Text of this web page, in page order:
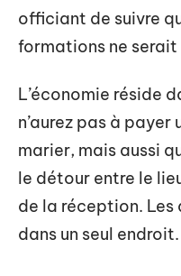
officiant de suivre
formations ne serait
L’économie réside
n’aurez pas à
marier, mais aussi
le détour entre le
de la réception. Les
dans un seul endroit.